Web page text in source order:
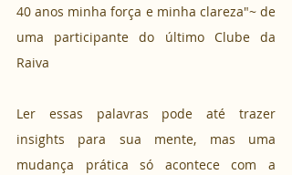
40 anos minha força e minha clareza"~ de
uma participante do último Clube da
Raiva
Ler essas palavras pode até trazer
insights para sua mente, mas uma
mudança prática só acontece com a